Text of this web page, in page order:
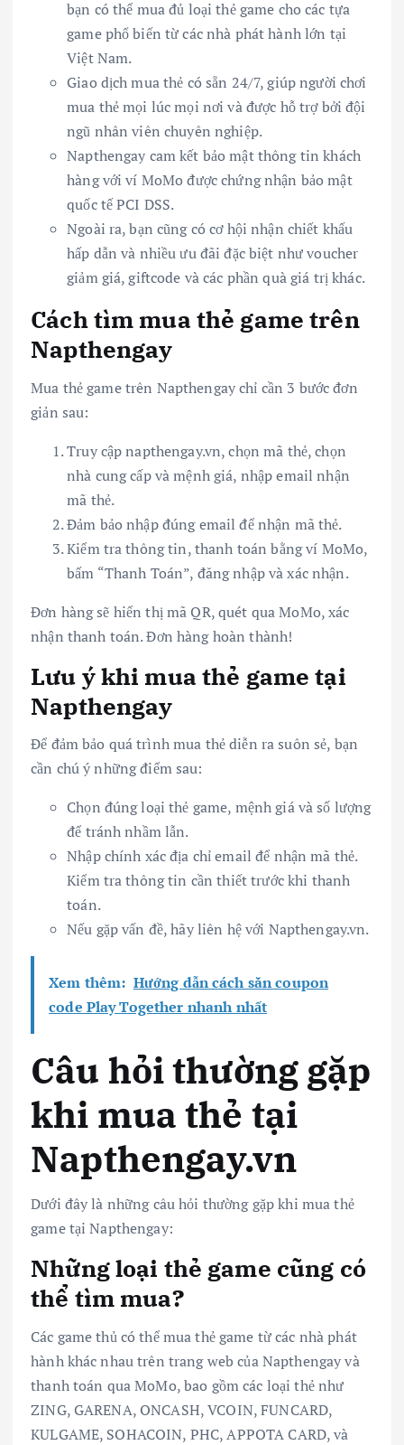
bạn có thể mua đủ loại thẻ game cho các tựa
game phổ biến từ các nhà phát hành lớn tại
Việt Nam.
Giao dịch mua thẻ có sẵn 24/7, giúp người chơi
mua thẻ mọi lúc mọi nơi và được hỗ trợ bởi đội
ngũ nhân viên chuyên nghiệp.
Napthengay cam kết bảo mật thông tin khách
hàng với ví MoMo được chứng nhận bảo mật
quốc tế PCI DSS.
Ngoài ra, bạn cũng có cơ hội nhận chiết khấu
hấp dẫn và nhiều ưu đãi đặc biệt như voucher
giảm giá, giftcode và các phần quà giá trị khác.
Cách tìm mua thẻ game trên
Napthengay
Mua thẻ game trên Napthengay chỉ cần 3 bước đơn
giản sau:
Truy cập napthengay.vn, chọn mã thẻ, chọn
nhà cung cấp và mệnh giá, nhập email nhận
mã thẻ.
Đảm bảo nhập đúng email để nhận mã thẻ.
Kiểm tra thông tin, thanh toán bằng ví MoMo,
bấm “Thanh Toán”, đăng nhập và xác nhận.
Đơn hàng sẽ hiển thị mã QR, quét qua MoMo, xác
nhận thanh toán. Đơn hàng hoàn thành!
Lưu ý khi mua thẻ game tại
Napthengay
Để đảm bảo quá trình mua thẻ diễn ra suôn sẻ, bạn
cần chú ý những điểm sau:
Chọn đúng loại thẻ game, mệnh giá và số lượng
để tránh nhầm lẫn.
Nhập chính xác địa chỉ email để nhận mã thẻ.
Kiểm tra thông tin cần thiết trước khi thanh
toán.
Nếu gặp vấn đề, hãy liên hệ với Napthengay.vn.
Xem thêm: Hướng dẫn cách săn coupon
code Play Together nhanh nhất
Câu hỏi thường gặp
khi mua thẻ tại
Napthengay.vn
Dưới đây là những câu hỏi thường gặp khi mua thẻ
game tại Napthengay:
Những loại thẻ game cũng có
thể tìm mua?
Các game thủ có thể mua thẻ game từ các nhà phát
hành khác nhau trên trang web của Napthengay và
thanh toán qua MoMo, bao gồm các loại thẻ như
ZING, GARENA, ONCASH, VCOIN, FUNCARD,
KULGAME, SOHACOIN, PHC, APPOTA CARD, và